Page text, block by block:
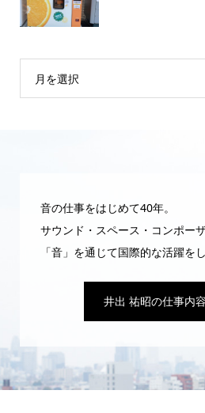
月を選択
音の仕事をはじめて40年。
サウンド・スペース・コンポー
「音」を通じて国際的な活躍を
井出 祐昭の仕事内